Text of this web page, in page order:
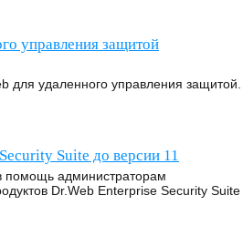
управления защитой
для удаленного управления защитой.
Suite до версии 11
помощь администраторам
Dr.Web Enterprise Security Suite